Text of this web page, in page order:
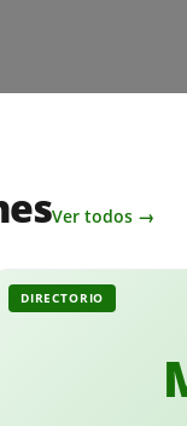
Ver todos →
DIRECTORIO